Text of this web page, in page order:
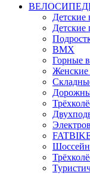
Детские
Детские
BMX
Горные
Женские